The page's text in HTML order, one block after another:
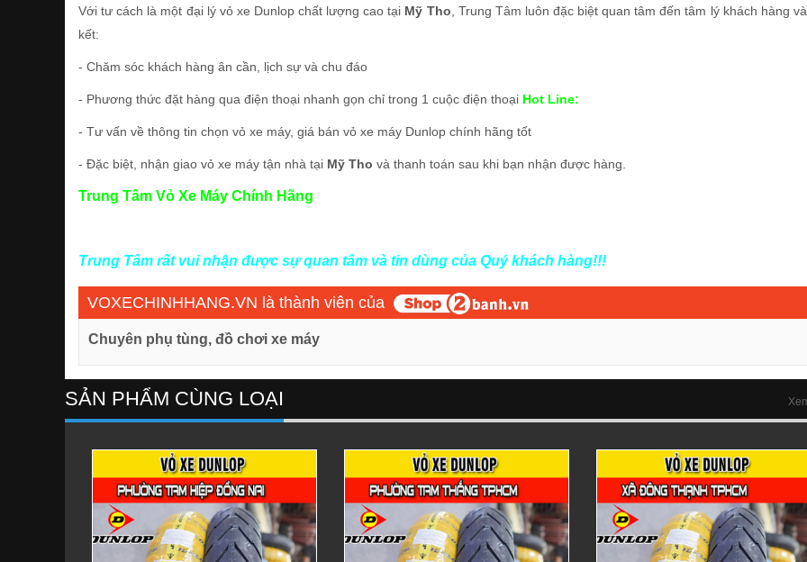
Với tư cách là một đại lý vỏ xe Dunlop chất lượng cao tại Mỹ Tho , Trung Tâm luôn đặc biệt quan tâm đến tâm lý khách hàng
kết:
- Chăm sóc khách hàng ân cần, lịch sự và chu đáo
- Phương thức đặt hàng qua điện thoại nhanh gọn chỉ trong 1 cuộc điện thoại Hot Line:
- Tư vấn về thông tin chọn vỏ xe máy, giá bán vỏ xe máy Dunlop chính hãng tốt
- Đặc biệt, nhận giao vỏ xe máy tận nhà tại Mỹ Tho và thanh toán sau khi bạn nhận được hàng.
Trung Tâm Vỏ Xe Máy Chính Hãng
Trung Tâm rất vui nhận được sự quan tâm và tin dùng của Quý khách hàng!!!
VOXECHINHHANG.VN là thành viên của
Chuyên phụ tùng, đồ chơi xe máy
SẢN PHẨM CÙNG LOẠI